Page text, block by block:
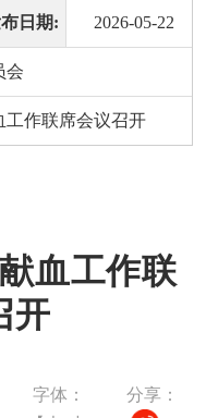
日期: 2026-05-22
会
工作联席会议召开
血工作联
开
字体：
分享：